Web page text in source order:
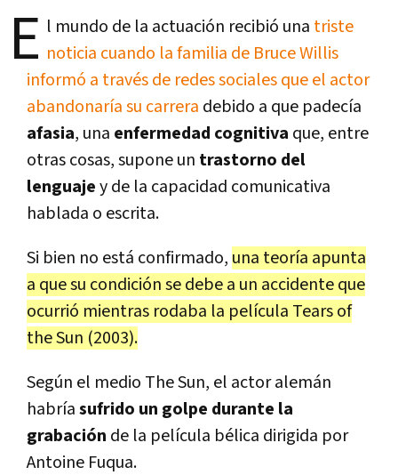
E l mundo de la actuación recibió una triste
noticia cuando la familia de Bruce Willis
informó a través de redes sociales que el actor
abandonaría su carrera debido a que padecía
afasia, una enfermedad cognitiva que, entre
otras cosas, supone un trastorno del
lenguajey de la capacidad comunicativa
hablada o escrita.
Si bien no está confirmado, una teoría apunta
a que su condición se debe a un accidente que
ocurrió mientras rodaba la película Tears of
the Sun (2003).
Según el medio The Sun, el actor alemán
habríasufrido un golpe durante la
grabación de la película bélica dirigida por
Antoine Fuqua.